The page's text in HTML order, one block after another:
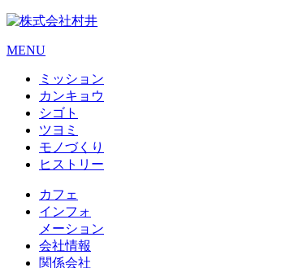
MENU
ミッション
カンキョウ
シゴト
ツヨミ
モノづくり
ヒストリー
カフェ
インフォ
メーション
会社情報
関係会社